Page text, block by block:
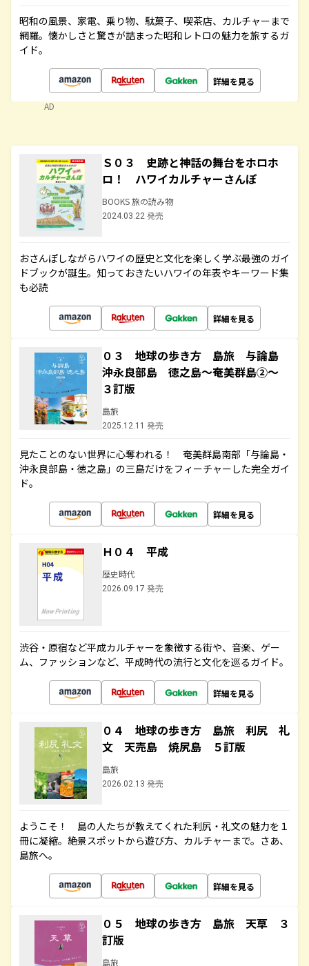
昭和の風景、家電、乗り物、駄菓子、喫茶店、カルチャーまで
網羅。懐かしさと驚きが詰まった昭和レトロの魅力を旅するガ
イド。
詳細を見る
AD
Ｓ０３ 史跡と神話の舞台をホロホ
ロ！ ハワイカルチャーさんぽ
BOOKS 旅の読み物
2024.03.22 発売
おさんぽしながらハワイの歴史と文化を楽しく学ぶ最強のガイ
ドブックが誕生。知っておきたいハワイの年表やキーワード集
も必読
詳細を見る
０３ 地球の歩き方 島旅 与論島
沖永良部島 徳之島～奄美群島②～
３訂版
島旅
2025.12.11 発売
見たことのない世界に心奪われる！ 奄美群島南部「与論島・
沖永良部島・徳之島」の三島だけをフィーチャーした完全ガイ
ド。
詳細を見る
Ｈ０４ 平成
歴史時代
2026.09.17 発売
渋谷・原宿など平成カルチャーを象徴する街や、音楽、ゲー
ム、ファッションなど、平成時代の流行と文化を巡るガイド。
詳細を見る
０４ 地球の歩き方 島旅 利尻 礼
文 天売島 焼尻島 ５訂版
島旅
2026.02.13 発売
ようこそ！ 島の人たちが教えてくれた利尻・礼文の魅力を１
冊に凝縮。絶景スポットから遊び方、カルチャーまで。さあ、
島旅へ。
詳細を見る
０５ 地球の歩き方 島旅 天草 ３
訂版
島旅